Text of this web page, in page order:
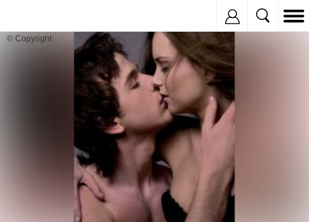
© Copyright: